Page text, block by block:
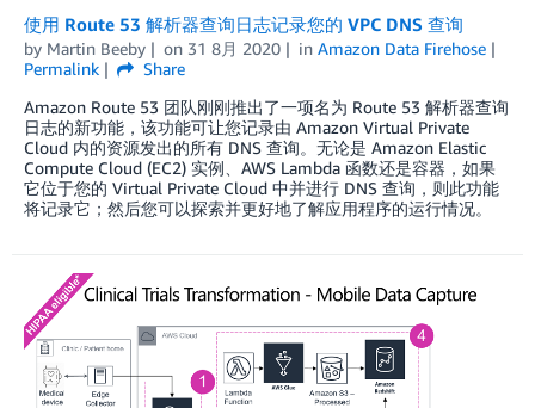
使用 Route 53 解析器查询日志记录您的 VPC DNS 查询
by Martin Beeby on 31 8月 2020 in Amazon Data Firehose
Permalink
Share
Amazon Route 53 团队刚刚推出了一项名为 Route 53 解析器查询
日志的新功能，该功能可让您记录由 Amazon Virtual Private
Cloud 内的资源发出的所有 DNS 查询。无论是 Amazon Elastic
Compute Cloud (EC2) 实例、AWS Lambda 函数还是容器，如果
它位于您的 Virtual Private Cloud 中并进行 DNS 查询，则此功能
将记录它；然后您可以探索并更好地了解应用程序的运行情况。